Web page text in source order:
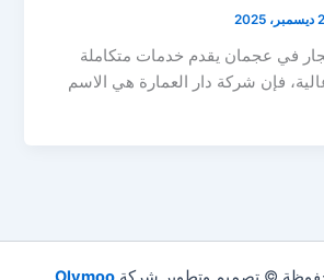
2025
في عجمان يقدم خدمات متكاملة
فإن شركة دار العمارة هي الاسم